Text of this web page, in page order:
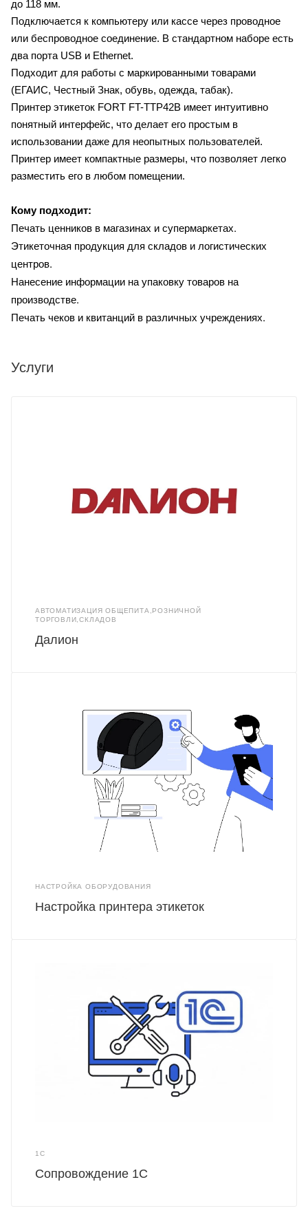
до 118 мм.
Подключается к компьютеру или кассе через проводное
или беспроводное соединение. В стандартном наборе есть
два порта USB и Ethernet.
Подходит для работы с маркированными товарами
(ЕГАИС, Честный Знак, обувь, одежда, табак).
Принтер этикеток FORT FT-TTP42B имеет интуитивно
понятный интерфейс, что делает его простым в
использовании даже для неопытных пользователей.
Принтер имеет компактные размеры, что позволяет легко
разместить его в любом помещении.
Кому подходит:
Печать ценников в магазинах и супермаркетах.
Этикеточная продукция для складов и логистических
центров.
Нанесение информации на упаковку товаров на
производстве.
Печать чеков и квитанций в различных учреждениях.
Услуги
АВТОМАТИЗАЦИЯ ОБЩЕПИТА,РОЗНИЧНОЙ
ТОРГОВЛИ,СКЛАДОВ
Далион
НАСТРОЙКА ОБОРУДОВАНИЯ
Настройка принтера этикеток
1С
Сопровождение 1С